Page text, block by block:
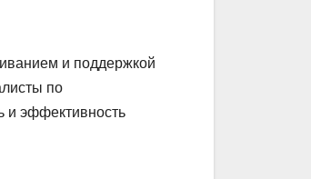
и поддержкой
по
и эффективность